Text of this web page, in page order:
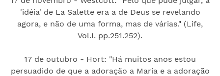
'idéia' de La Salette era a de Deus se revelando
agora, e não de uma forma, mas de várias." (Life,
Vol.I. pp.251.252).
17 de outubro - Hort: "Há muitos anos estou
persuadido de que a adoração a Maria e a adoração